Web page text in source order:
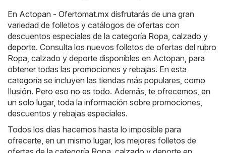
En Actopan - Ofertomat.mx disfrutarás de una gran
variedad de folletos y catálogos de ofertas con
descuentos especiales de la categoría Ropa, calzado y
deporte. Consulta los nuevos folletos de ofertas del rubro
Ropa, calzado y deporte disponibles en Actopan, para
obtener todas las promociones y rebajas. En esta
categoría se incluyen las tiendas más populares, como
Ilusión. Pero eso no es todo. Además, te ofrecemos, en
un solo lugar, toda la información sobre promociones,
descuentos y rebajas especiales.
Todos los días hacemos hasta lo imposible para
ofrecerte, en un mismo lugar, los mejores folletos de